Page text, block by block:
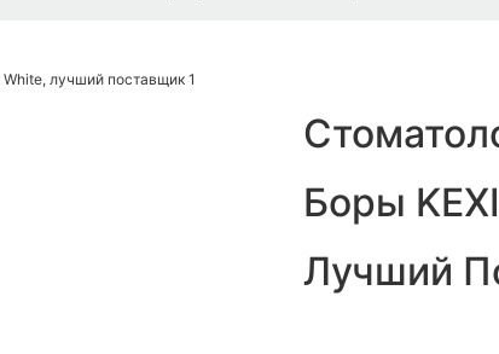
Боры
Лучший